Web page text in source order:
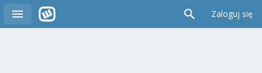
Zaloguj się